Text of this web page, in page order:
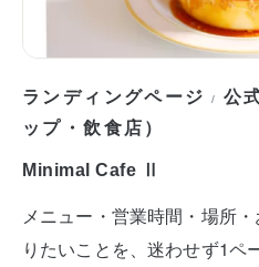
ランディングページ / 公
ップ・飲食店）
Minimal Cafe Ⅱ
メニュー・営業時間・場所
りたいことを、迷わせず1ペ